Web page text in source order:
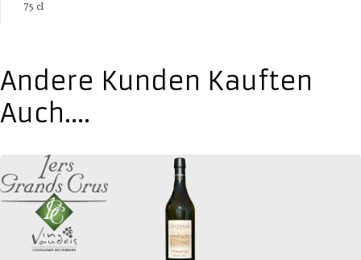
75 cl
Andere Kunden Kauften
Auch....